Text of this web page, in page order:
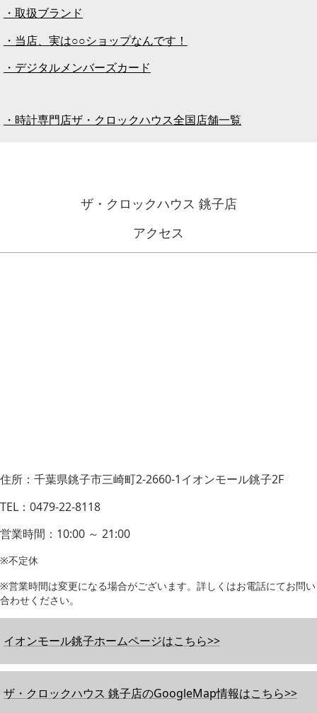
・取扱ブランド
・当店、実は○○ショップなんです！
・デジタルメンバーズカード
・時計専門店ザ・クロックハウス全国店舗一覧
ザ・クロックハウス 銚子店
アクセス
住所：千葉県銚子市三崎町2-2660-1イオンモール銚子2F
TEL：0479-22-8118
営業時間：10:00 ～ 21:00
※不定休
※営業時間は変更になる場合がございます。詳しくはお電話にてお問い
合わせください。
イオンモール銚子ホームページはこちら>>
ザ・クロックハウス 銚子店のGoogleMap情報はこちら>>